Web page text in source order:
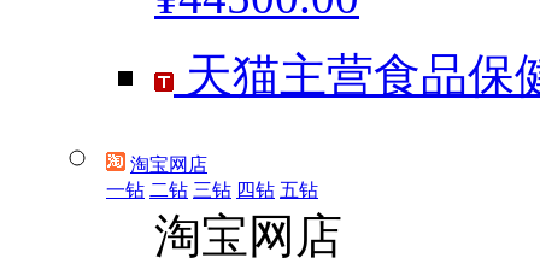
天猫主营食品保
淘宝网店
一钻 二钻 三钻 四钻 五钻
淘宝网店